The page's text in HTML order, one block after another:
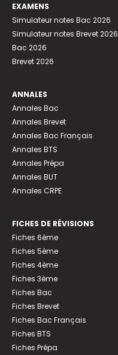
EXAMENS
Simulateur notes Bac 2026
Simulateur notes Brevet 2026
Bac 2026
Brevet 2026
ANNALES
Annales Bac
Annales Brevet
Annales Bac Français
Annales BTS
Annales Prépa
Annales BUT
Annales CRPE
FICHES DE RÉVISIONS
Fiches 6ème
Fiches 5ème
Fiches 4ème
Fiches 3ème
Fiches Bac
Fiches Brevet
Fiches Bac Français
Fiches BTS
Fiches Prépa